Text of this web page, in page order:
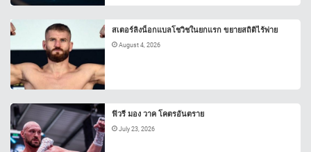
สเตอร์ลิงน็อกแบลโชวิชในยกแรก ขยายสถิติไร้พ่าย
August 4, 2026
ฟิวรี มอง วาค โคตรอันตราย
July 23, 2026